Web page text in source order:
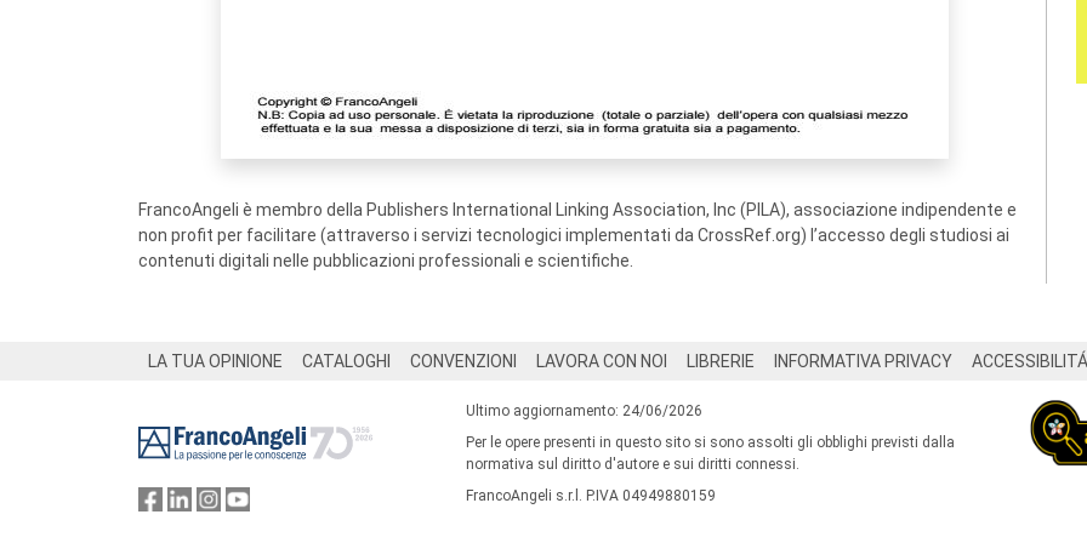
FrancoAngeli è membro della Publishers International Linking Association, Inc (PILA), associazione indipendente e
non profit per facilitare (attraverso i servizi tecnologici implementati da CrossRef.org) l’accesso degli studiosi ai
contenuti digitali nelle pubblicazioni professionali e scientifiche.
LA TUA OPINIONE CATALOGHI CONVENZIONI LAVORA CON NOI LIBRERIE INFORMATIVA PRIVACY ACCESSIBILITÁ
Ultimo aggiornamento: 24/06/2026
Per le opere presenti in questo sito si sono assolti gli obblighi previsti dalla
normativa sul diritto d'autore e sui diritti connessi.
FrancoAngeli s.r.l. P.IVA 04949880159